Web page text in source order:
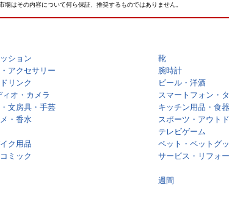
はその内容について何ら保証、推奨するものではありません。
ション 靴
アクセサリー 腕時計
リンク ビール・洋酒
オ・カメラ スマートフォン・
文房具・手芸 キッチン用品・食
・香水 スポーツ・アウト
テレビゲーム
ク用品 ペット・ペットグ
ミック サービス・リフォ
週間